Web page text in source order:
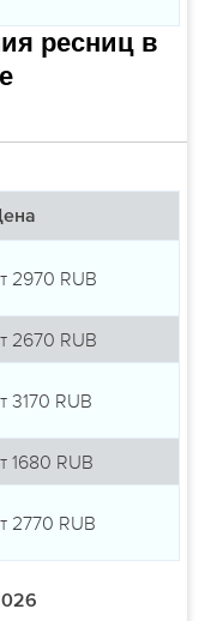
ресниц в
2970 RUB
2670 RUB
3170 RUB
1680 RUB
2770 RUB